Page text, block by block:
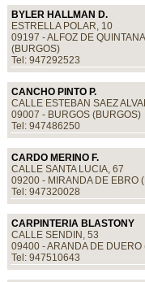
BYLER HALLMAN D.
ESTRELLA POLAR, 10
09197 - ALFOZ DE
(BURGOS)
Tel: 947292523
CANCHO PINTO P.
CALLE ESTEBAN SAEZ
09007 - BURGOS (BURGOS)
Tel: 947486250
CARDO MERINO F.
CALLE SANTA LUCIA, 67
09200 - MIRANDA DE EBRO
Tel: 947320028
CARPINTERIA BLASTONY
CALLE SENDIN, 53
09400 - ARANDA DE DUERO
Tel: 947510643